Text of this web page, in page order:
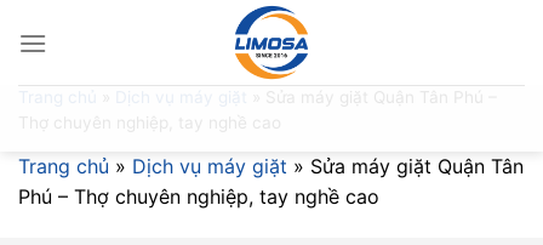
Sửa máy giặt Quận Tân Phú –
Thợ chuyên nghiệp, tay nghề cao
Trang chủ » Dịch vụ máy giặt » Sửa máy giặt Quận Tân
Phú – Thợ chuyên nghiệp, tay nghề cao